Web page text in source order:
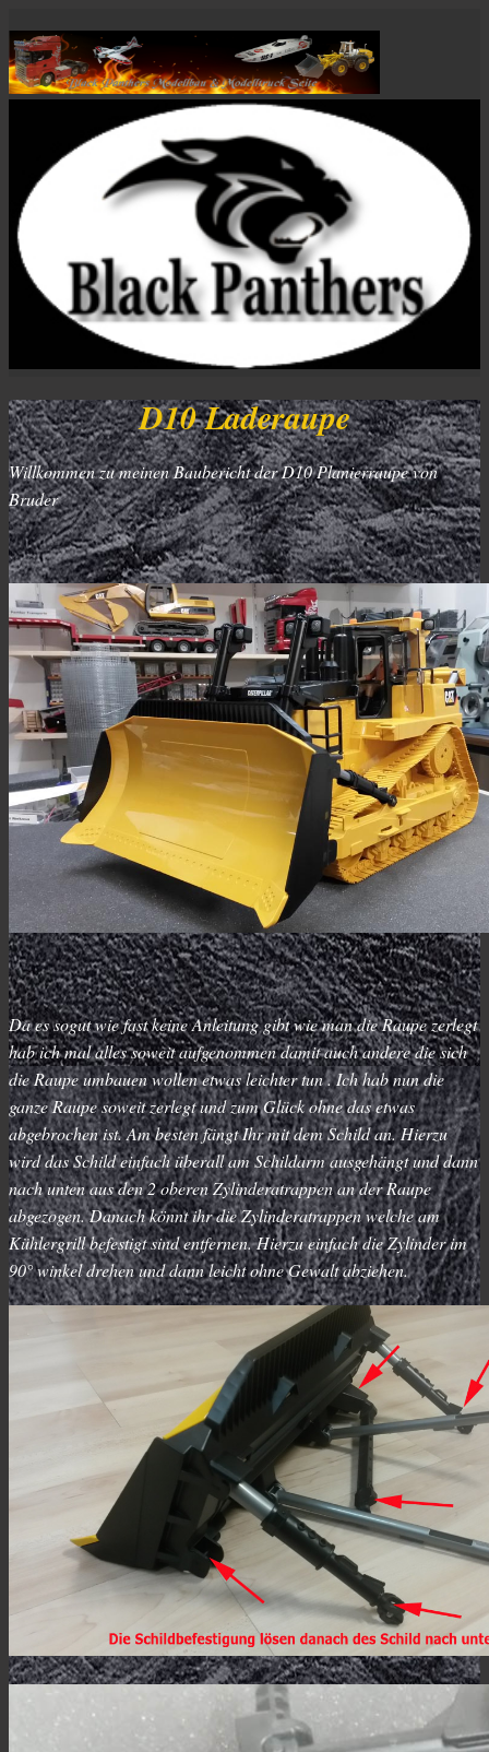
D10 Laderaupe
Willkommen zu meinen Baubericht der D10 Planierraupe von
Bruder
Da es sogut wie fast keine Anleitung gibt wie man die Raupe zerlegt
hab ich mal alles soweit aufgenommen damit auch andere die sich
die Raupe umbauen wollen etwas leichter tun . Ich hab nun die
ganze Raupe soweit zerlegt und zum Glück ohne das etwas
abgebrochen ist. Am besten fängt Ihr mit dem Schild an. Hierzu
wird das Schild einfach überall am Schildarm ausgehängt und dann
nach unten aus den 2 oberen Zylinderatrappen an der Raupe
abgezogen. Danach könnt ihr die Zylinderatrappen welche am
Kühlergrill befestigt sind entfernen. Hierzu einfach die Zylinder im
90° winkel drehen und dann leicht ohne Gewalt abziehen.